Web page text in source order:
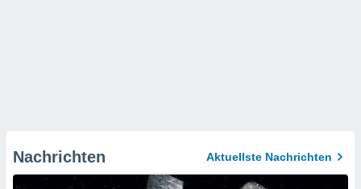
Nachrichten Aktuellste Nachrichten